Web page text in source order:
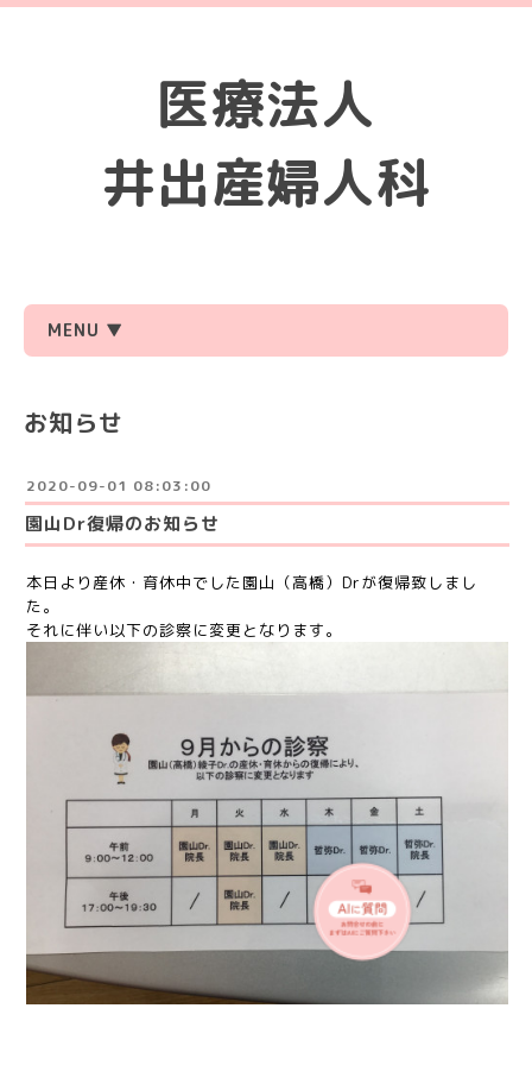
医療法人
井出産婦人科
MENU ▼
お知らせ
2020-09-01 08:03:00
園山Dr復帰のお知らせ
本日より産休・育休中でした園山（高橋）Drが復帰致しまし
た。
それに伴い以下の診察に変更となります。